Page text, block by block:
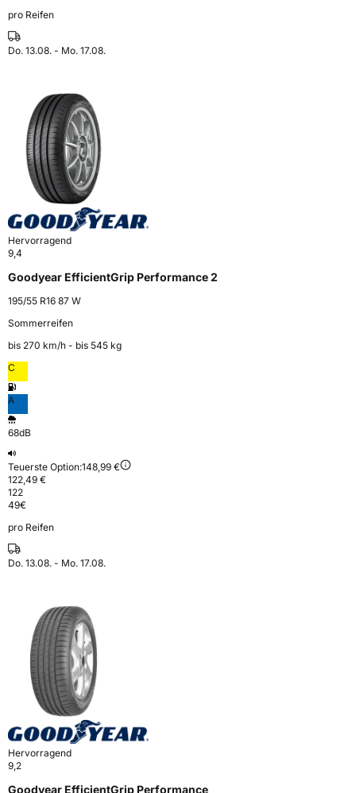
pro Reifen
Do. 13.08. - Mo. 17.08.
Hervorragend
9,4
Goodyear EfficientGrip Performance 2
195/55 R16 87 W
Sommerreifen
bis 270 km⁠/⁠h - bis 545 kg
C
A
68dB
Teuerste Option:148,99 €
122,49 €
122
49€
pro Reifen
Do. 13.08. - Mo. 17.08.
Hervorragend
9,2
Goodyear EfficientGrip Performance